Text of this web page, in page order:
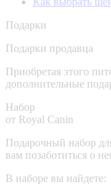
Подарки
Подарки продавца
Приобретая этого
дополнительные
Набор
от Royal Canin
Подарочный набор
вам позаботиться о
В наборе вы найдете: